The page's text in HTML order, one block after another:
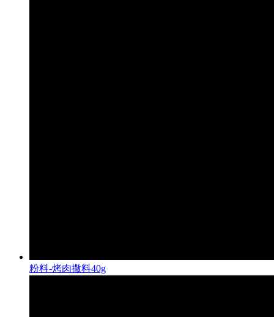
粉料-烤肉撒料40g